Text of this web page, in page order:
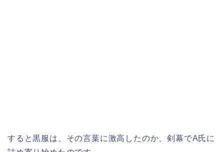
すると黒服は、その言葉に激高したのか、剣幕でA氏に